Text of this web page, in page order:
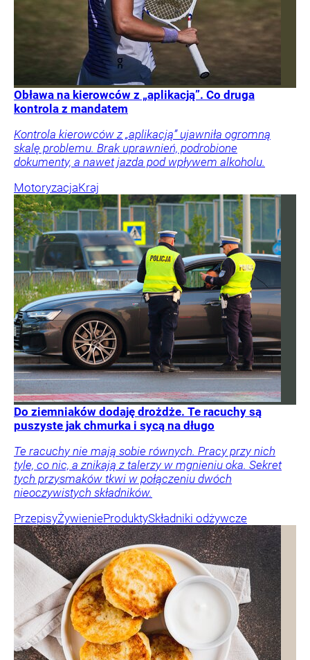
Obława na kierowców z „aplikacją”. Co druga
kontrola z mandatem
Kontrola kierowców z „aplikacją” ujawniła ogromną
skalę problemu. Brak uprawnień, podrobione
dokumenty, a nawet jazda pod wpływem alkoholu.
MotoryzacjaKraj
Do ziemniaków dodaję drożdże. Te racuchy są
puszyste jak chmurka i sycą na długo
Te racuchy nie mają sobie równych. Pracy przy nich
tyle, co nic, a znikają z talerzy w mgnieniu oka. Sekret
tych przysmaków tkwi w połączeniu dwóch
nieoczywistych składników.
PrzepisyŻywienieProduktySkładniki odżywcze